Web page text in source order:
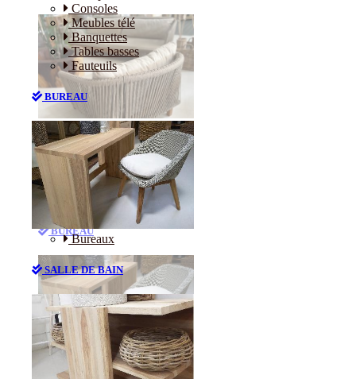
Consoles
Meubles télé
Banquettes
Tables basses
Fauteuils
BUREAU
Bureaux
SALLE DE BAIN
Canapés
Consoles
Meubles télé
Banquettes
Tables basses
Fauteuils
BUREAU
Bureaux